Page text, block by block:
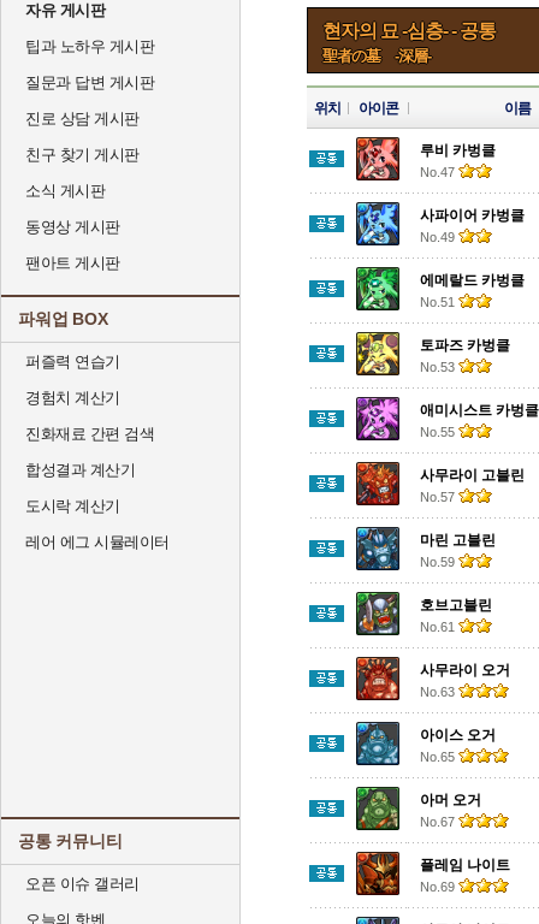
자유 게시판
팁과 노하우 게시판
질문과 답변 게시판
진로 상담 게시판
친구 찾기 게시판
소식 게시판
동영상 게시판
팬아트 게시판
파워업 BOX
퍼즐력 연습기
경험치 계산기
진화재료 간편 검색
합성결과 계산기
도시락 계산기
레어 에그 시뮬레이터
공통 커뮤니티
오픈 이슈 갤러리
오늘의 핫벤
현자의 묘 -심층- - 공통
聖者の墓 -深層-
위치 아이콘 이름
루비 카벙클
No.47
사파이어 카벙클
No.49
에메랄드 카벙클
No.51
토파즈 카벙클
No.53
애미시스트 카벙클
No.55
사무라이 고블린
No.57
마린 고블린
No.59
호브고블린
No.61
사무라이 오거
No.63
아이스 오거
No.65
아머 오거
No.67
플레임 나이트
No.69